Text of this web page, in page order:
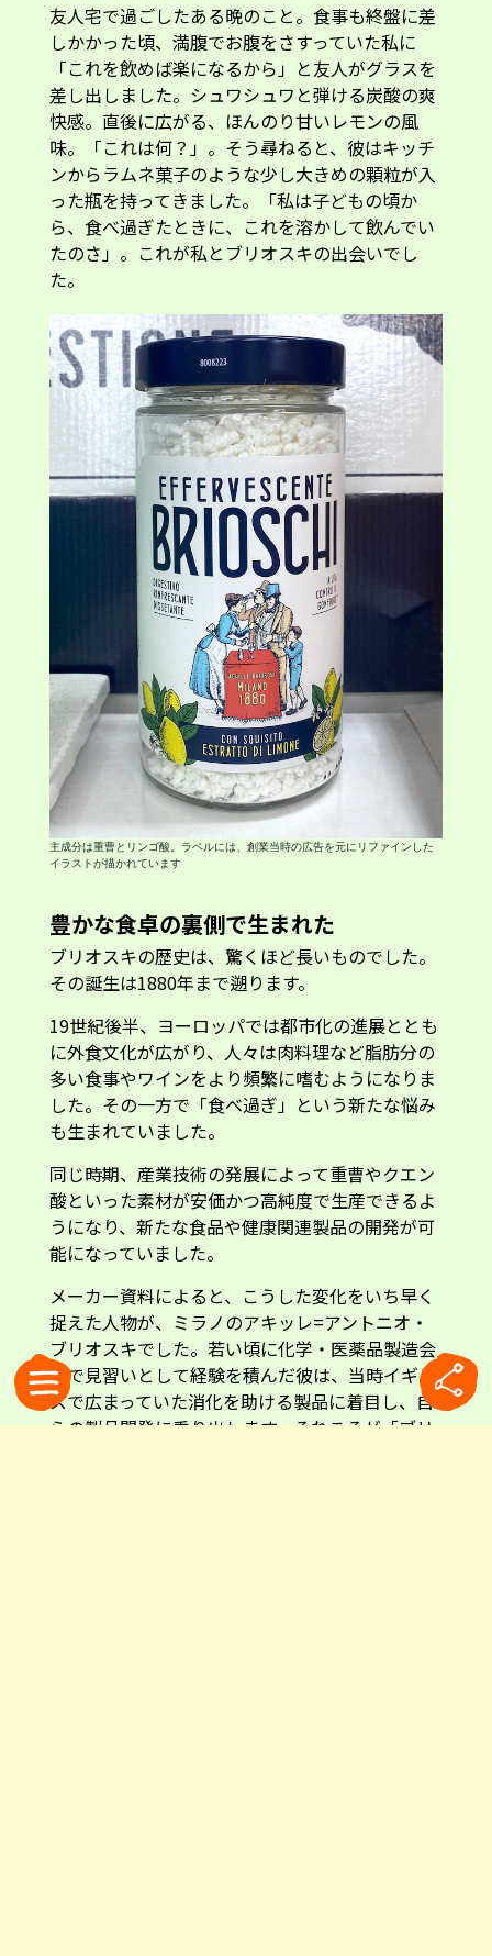
友人宅で過ごしたある晩のこと。食事も終盤に差
しかかった頃、満腹でお腹をさすっていた私に
「これを飲めば楽になるから」と友人がグラスを
差し出しました。シュワシュワと弾ける炭酸の爽
快感。直後に広がる、ほんのり甘いレモンの風
味。「これは何？」。そう尋ねると、彼はキッチ
ンからラムネ菓子のような少し大きめの顆粒が入
った瓶を持ってきました。「私は子どもの頃か
ら、食べ過ぎたときに、これを溶かして飲んでい
たのさ」。これが私とブリオスキの出会いでし
た。
主成分は重曹とリンゴ酸。ラベルには、創業当時の広告を元にリファインした
イラストが描かれています
豊かな食卓の裏側で生まれた
ブリオスキの歴史は、驚くほど長いものでした。
その誕生は1880年まで遡ります。
19世紀後半、ヨーロッパでは都市化の進展ととも
に外食文化が広がり、人々は肉料理など脂肪分の
多い食事やワインをより頻繁に嗜むようになりま
した。その一方で「食べ過ぎ」という新たな悩み
も生まれていました。
同じ時期、産業技術の発展によって重曹やクエン
酸といった素材が安価かつ高純度で生産できるよ
うになり、新たな食品や健康関連製品の開発が可
能になっていました。
メーカー資料によると、こうした変化をいち早く
捉えた人物が、ミラノのアキッレ=アントニオ・
ブリオスキでした。若い頃に化学・医薬品製造会
社で見習いとして経験を積んだ彼は、当時イギリ
スで広まっていた消化を助ける製品に着目し、自
らの製品開発に乗り出します。それこそが「ブリ